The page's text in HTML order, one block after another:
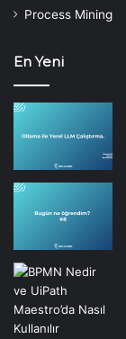
Process Mining
En Yeni